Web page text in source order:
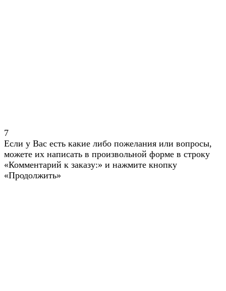
7
Если у Вас есть какие либо пожелания или вопросы,
можете их написать в произвольной форме в строку
«Комментарий к заказу:» и нажмите кнопку
«Продолжить»